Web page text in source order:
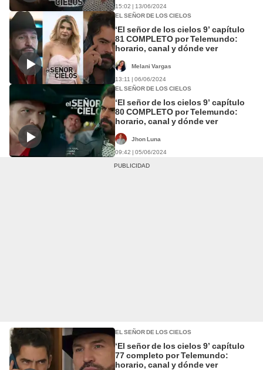
15:02 | 13/06/2024
EL SEÑOR DE LOS CIELOS
‘El señor de los cielos 9’ capítulo
81 COMPLETO por Telemundo:
horario, canal y dónde ver
Melani Vargas
13:11 | 06/06/2024
EL SEÑOR DE LOS CIELOS
‘El señor de los cielos 9’ capítulo
80 COMPLETO por Telemundo:
horario, canal y dónde ver
Jhon Luna
09:42 | 05/06/2024
EL SEÑOR DE LOS CIELOS
‘El señor de los cielos 9’ capítulo
77 completo por Telemundo:
horario, canal y dónde ver